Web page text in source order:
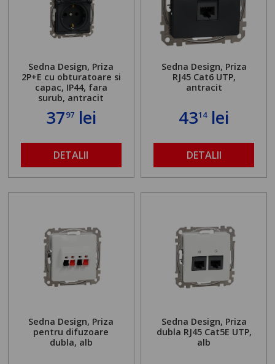
Sedna Design, Priza
2P+E cu obturatoare si
capac, IP44, fara
surub, antracit
3797lei
DETALII
Sedna Design, Priza
RJ45 Cat6 UTP,
antracit
4314lei
DETALII
Sedna Design, Priza
pentru difuzoare
dubla, alb
Sedna Design, Priza
dubla RJ45 Cat5E UTP,
alb